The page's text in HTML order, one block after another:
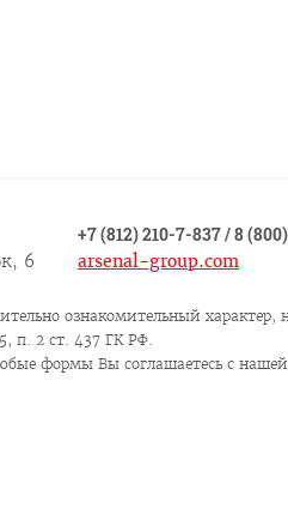
6
+7 (812) 210-7-837/8
arsenal-group.com
ознакомительный характер,
п. 2 ст. 437 ГК РФ.
формы Вы соглашаетесь c нашей